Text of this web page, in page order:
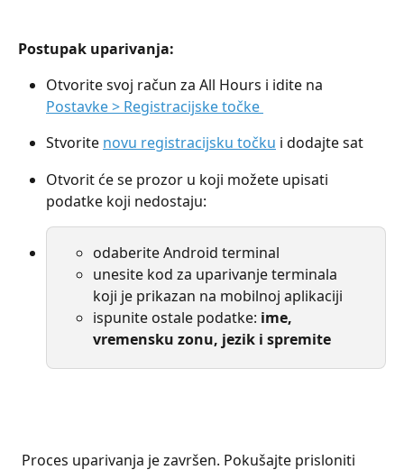
Postupak uparivanja:
Otvorite svoj račun za All Hours i idite na
Postavke > Registracijske točke
Stvorite novu registracijsku točku i dodajte sat
Otvorit će se prozor u koji možete upisati
podatke koji nedostaju:
odaberite Android terminal
unesite kod za uparivanje terminala
koji je prikazan na mobilnoj aplikaciji
ispunite ostale podatke: ime,
vremensku zonu, jezik i spremite